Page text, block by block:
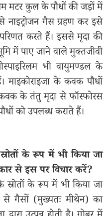
मटर कुल के पौधों की जड़ों में
नाइट्रोजन गैस ग्रहण कर इसे
करते हैं। इससे मृदा की
में पाए जाने वाले मुक्तजीवी
भी वायुमण्डल के
माइकोराइजा के कवक पौधों
कवक के तंतु मृदा से फॉस्फोरस
को उपलब्ध कराते हैं।
के रूप में भी किया जा
से इस पर विचार करें?
स्रोतों के रूप में भी किया जा
से गैसों (मुख्यतः मीथेन) का